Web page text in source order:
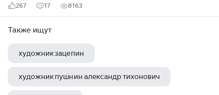
267 17 8163
Также ищут
художник зацепин
художник пушнин александр тихонович